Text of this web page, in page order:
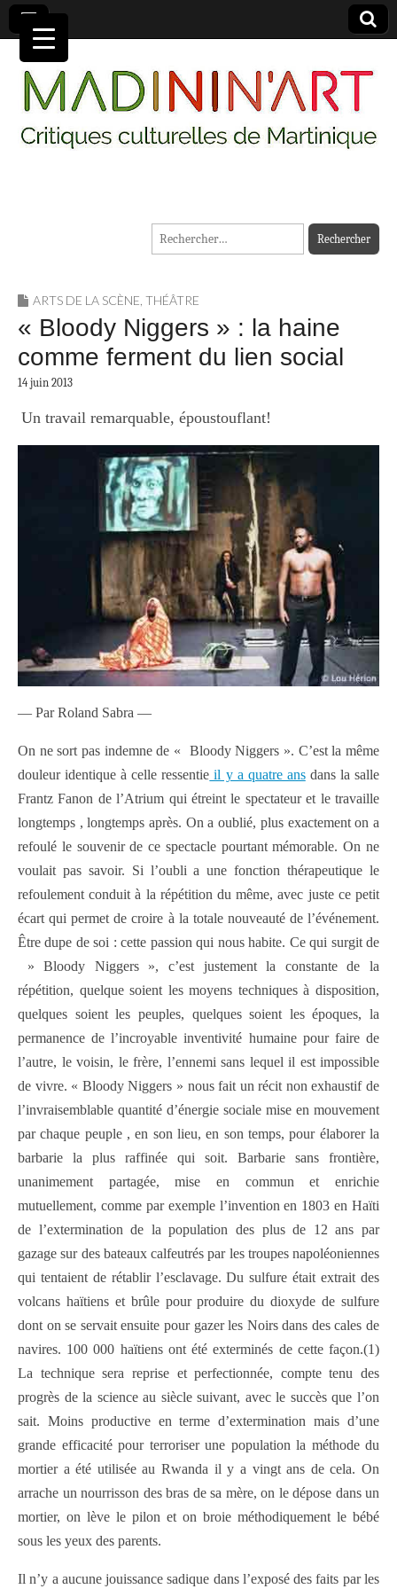
MADININ'ART
Rechercher :
ARTS DE LA SCÈNE, THÉÂTRE
« Bloody Niggers » : la haine
comme ferment du lien social
14 juin 2013
Un travail remarquable, époustouflant!
— Par Roland Sabra —
On ne sort pas indemne de « Bloody Niggers ». C’est la même
douleur identique à celle ressentie il y a quatre ansdans la salle
Frantz Fanon de l’Atrium qui étreint le spectateur et le travaille
longtemps , longtemps après. On a oublié, plus exactement on a
refoulé le souvenir de ce spectacle pourtant mémorable. On ne
voulait pas savoir. Si l’oubli a une fonction thérapeutique le
refoulement conduit à la répétition du même, avec juste ce petit
écart qui permet de croire à la totale nouveauté de l’événement.
Être dupe de soi : cette passion qui nous habite. Ce qui surgit de
» Bloody Niggers », c’est justement la constante de la
répétition, quelque soient les moyens techniques à disposition,
quelques soient les peuples, quelques soient les époques, la
permanence de l’incroyable inventivité humaine pour faire de
l’autre, le voisin, le frère, l’ennemi sans lequel il est impossible
de vivre. « Bloody Niggers » nous fait un récit non exhaustif de
l’invraisemblable quantité d’énergie sociale mise en mouvement
par chaque peuple , en son lieu, en son temps, pour élaborer la
barbarie la plus raffinée qui soit. Barbarie sans frontière,
unanimement partagée, mise en commun et enrichie
mutuellement, comme par exemple l’invention en 1803 en Haïti
de l’extermination de la population des plus de 12 ans par
gazage sur des bateaux calfeutrés par les troupes napoléoniennes
qui tentaient de rétablir l’esclavage. Du sulfure était extrait des
volcans haïtiens et brûle pour produire du dioxyde de sulfure
dont on se servait ensuite pour gazer les Noirs dans des cales de
navires. 100 000 haïtiens ont été exterminés de cette façon.(1)
La technique sera reprise et perfectionnée, compte tenu des
progrès de la science au siècle suivant, avec le succès que l’on
sait. Moins productive en terme d’extermination mais d’une
grande efficacité pour terroriser une population la méthode du
mortier a été utilisée au Rwanda il y a vingt ans de cela. On
arrache un nourrisson des bras de sa mère, on le dépose dans un
mortier, on lève le pilon et on broie méthodiquement le bébé
sous les yeux des parents.
Il n’y a aucune jouissance sadique dans l’exposé des faits par les